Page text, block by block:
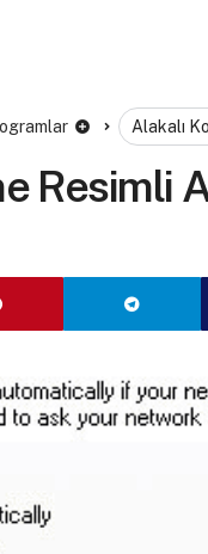
Alakalı
Resimli